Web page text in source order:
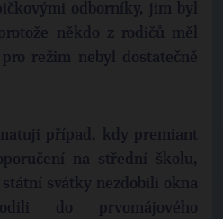
odborníky, jim byl
někdo z rodičů měl
režim nebyl dostatečně
případ, kdy premiant
na střední školu,
svátky nezdobili okna
do prvomájového